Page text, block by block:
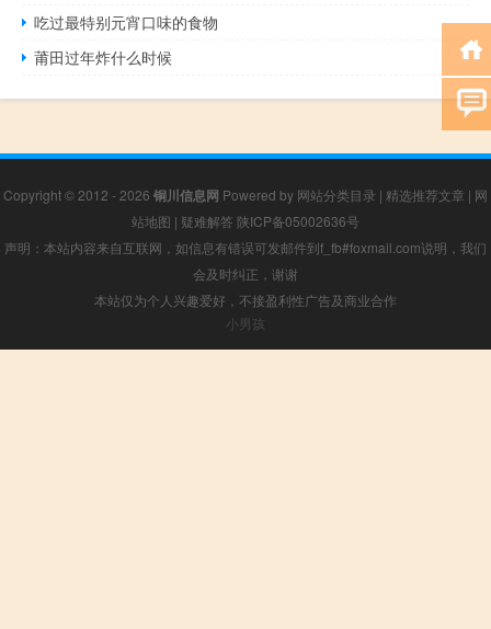
吃过最特别元宵口味的食物
莆田过年炸什么时候
Copyright © 2012 - 2026 铜川信息网 Powered by 网站分类目录 | 精选推荐文章 | 网
站地图 | 疑难解答 陕ICP备05002636号
声明：本站内容来自互联网，如信息有错误可发邮件到f_fb#foxmail.com说明，我们
会及时纠正，谢谢
本站仅为个人兴趣爱好，不接盈利性广告及商业合作
小男孩